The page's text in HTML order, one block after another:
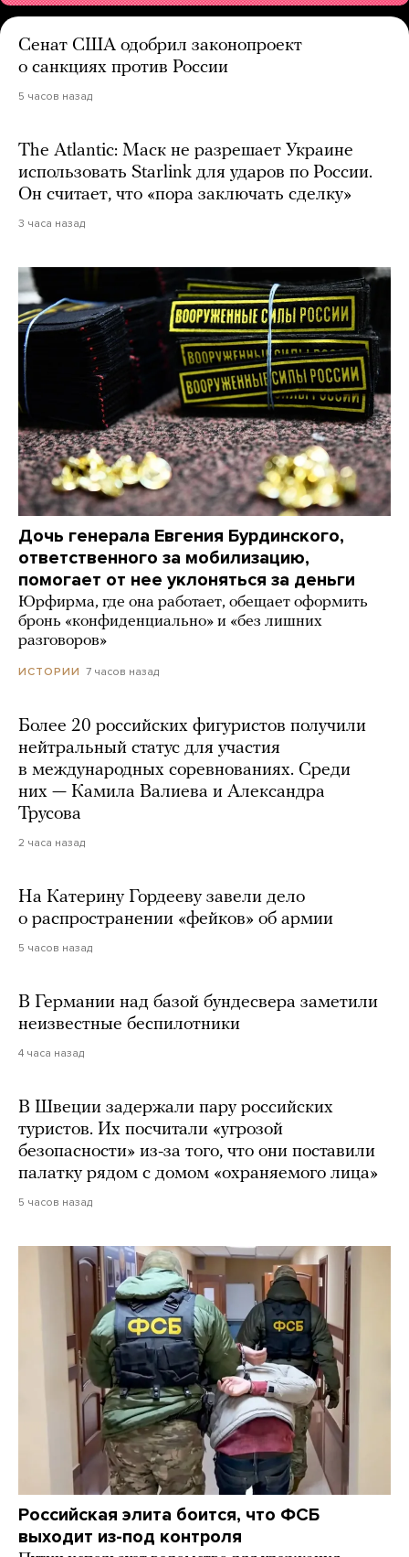
Сенат США одобрил законопроект
о санкциях против России
5 часов назад
The Atlantic: Маск не разрешает Украине
использовать Starlink для ударов по России.
Он считает, что «пора заключать сделку»
3 часа назад
Дочь генерала Евгения Бурдинского,
ответственного за мобилизацию,
помогает от нее уклоняться за деньги
Юрфирма, где она работает, обещает оформить
бронь «конфиденциально» и «без лишних
разговоров»
ИСТОРИИ 7 часов назад
Более 20 российских фигуристов получили
нейтральный статус для участия
в международных соревнованиях. Среди
них — Камила Валиева и Александра
Трусова
2 часа назад
На Катерину Гордееву завели дело
о распространении «фейков» об армии
5 часов назад
В Германии над базой бундесвера заметили
неизвестные беспилотники
4 часа назад
В Швеции задержали пару российских
туристов. Их посчитали «угрозой
безопасности» из-за того, что они поставили
палатку рядом с домом «охраняемого лица»
5 часов назад
Российская элита боится, что ФСБ
выходит из-под контроля